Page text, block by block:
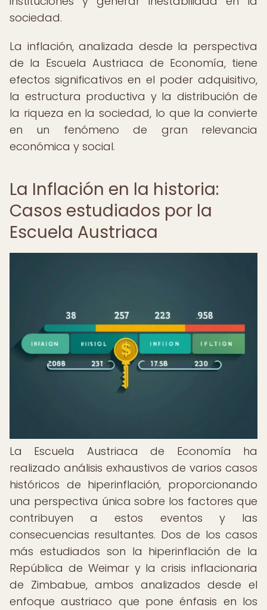
sociedad.
La inflación, analizada desde la perspectiva
de la Escuela Austriaca de Economía, tiene
efectos significativos en el poder adquisitivo,
la estructura productiva y la distribución de
la riqueza en la sociedad, lo que la convierte
en un fenómeno de gran relevancia
económica y social.
La Inflación en la historia:
Casos estudiados por la
Escuela Austriaca
La Escuela Austriaca de Economía ha
realizado análisis exhaustivos de varios casos
históricos de hiperinflación, proporcionando
una perspectiva única sobre los factores que
contribuyen a estos eventos y las
consecuencias resultantes. Dos de los casos
más estudiados son la hiperinflación de la
República de Weimar y la crisis inflacionaria
de Zimbabue, ambos analizados desde el
enfoque austriaco que pone énfasis en los